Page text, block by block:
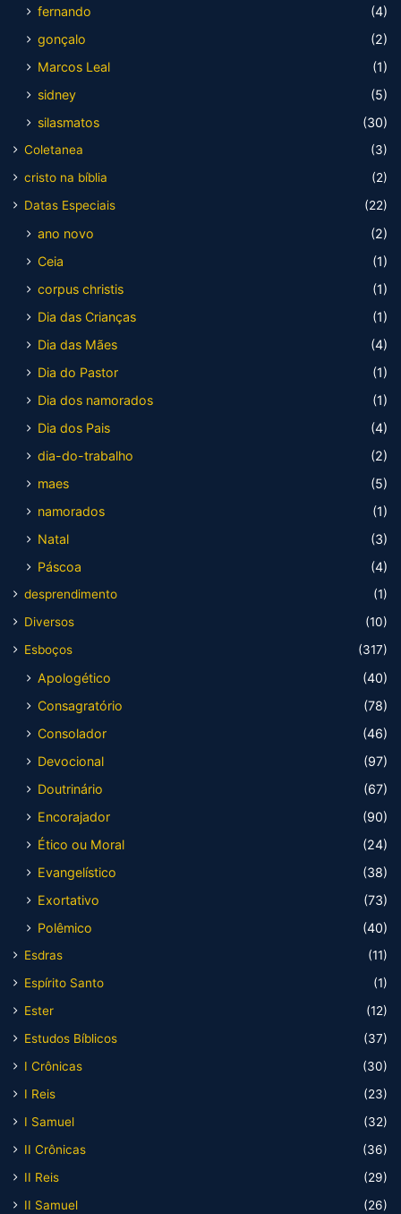
fernando
(4)
gonçalo
(2)
Marcos Leal
(1)
sidney
(5)
silasmatos
(30)
Coletanea
(3)
cristo na bíblia
(2)
Datas Especiais
(22)
ano novo
(2)
Ceia
(1)
corpus christis
(1)
Dia das Crianças
(1)
Dia das Mães
(4)
Dia do Pastor
(1)
Dia dos namorados
(1)
Dia dos Pais
(4)
dia-do-trabalho
(2)
maes
(5)
namorados
(1)
Natal
(3)
Páscoa
(4)
desprendimento
(1)
Diversos
(10)
Esboços
(317)
Apologético
(40)
Consagratório
(78)
Consolador
(46)
Devocional
(97)
Doutrinário
(67)
Encorajador
(90)
Ético ou Moral
(24)
Evangelístico
(38)
Exortativo
(73)
Polêmico
(40)
Esdras
(11)
Espírito Santo
(1)
Ester
(12)
Estudos Bíblicos
(37)
I Crônicas
(30)
I Reis
(23)
I Samuel
(32)
II Crônicas
(36)
II Reis
(29)
II Samuel
(26)